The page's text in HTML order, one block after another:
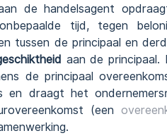
de handelsagent
tijd, tegen
tussen de principaal en
aan de
de principaal
en draagt het
(een